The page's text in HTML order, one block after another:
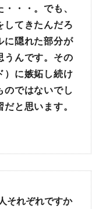
・・。でも、
してきたんだろ
に隠れた部分が
うんです。その
）に嫉妬し続け
のではないでし
と思います。
それぞれですか